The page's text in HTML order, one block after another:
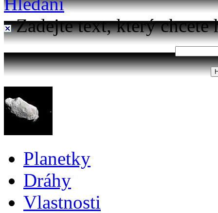
Zadejte text, který chcete
Planetky
Dráhy
Vlastnosti